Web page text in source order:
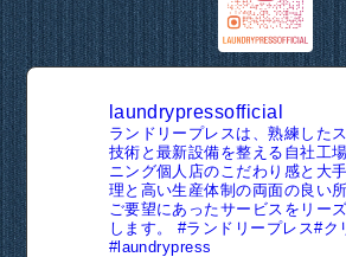
laundrypressofficial
ランドリープレスは、熟練した
技術と最新設備を整える自社工
ニング個人店のこだわり感と大
理と高い生産体制の両面の良い
ご要望にあったサービスをリー
します。
#ランドリープレス#ク
#laundrypress